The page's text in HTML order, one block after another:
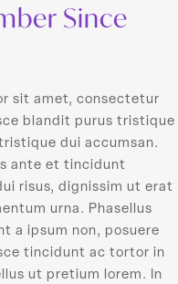
Since
sit amet, consectetur
blandit purus tristique
dui accumsan.
ante et tincidunt
risus, dignissim ut erat
urna. Phasellus
a ipsum non, posuere
tincidunt ac tortor in
ut pretium lorem. In